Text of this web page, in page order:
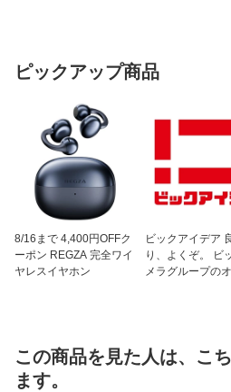
ピックアップ商品
8/16まで 4,400円OFFク
ーポン REGZA 完全ワイ
ヤレスイヤホン
ビックアイデア
り、よくぞ。 ビ
メラグループのオ
この商品を見た人は、こ
ます。